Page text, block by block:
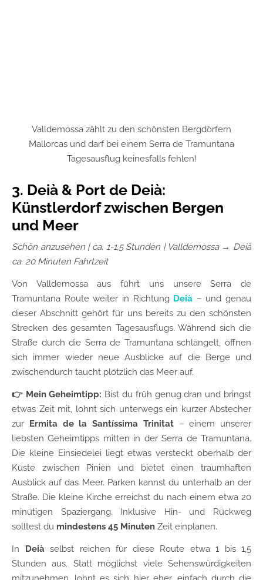
Valldemossa zählt zu den schönsten Bergdörfern
Mallorcas und darf bei einem Serra de Tramuntana
Tagesausflug keinesfalls fehlen!
3. Deià & Port de Deià:
Künstlerdorf zwischen Bergen
und Meer
Schön anzusehen| ca. 1-1,5 Stunden | Valldemossa → Deià
ca. 20 Minuten Fahrtzeit
Von Valldemossa aus führt uns unsere Serra de
Tramuntana Route weiter in Richtung Deià – und genau
dieser Abschnitt gehört für uns bereits zu den schönsten
Strecken des gesamten Tagesausflugs. Während sich die
Straße durch die Serra de Tramuntana schlängelt, öffnen
sich immer wieder neue Ausblicke auf die Berge und
zwischendurch taucht plötzlich das Meer auf.
👉 Mein Geheimtipp: Bist du früh genug dran und bringst
etwas Zeit mit, lohnt sich unterwegs ein kurzer Abstecher
zur Ermita de la Santíssima Trinitat– einem unserer
liebsten Geheimtipps mitten in der Serra de Tramuntana.
Die kleine Einsiedelei liegt etwas versteckt oberhalb der
Küste zwischen Pinien und bietet einen traumhaften
Ausblick auf das Meer. Parken kannst du unterhalb an der
Straße. Die kleine Kirche erreichst du nach einem etwa 20
minütigen Spaziergang. Inklusive Hin- und Rückweg
solltest du mindestens 45 Minuten Zeit einplanen.
In Deià selbst reichen für diese Route etwa 1 bis 1,5
Stunden aus. Statt möglichst viele Sehenswürdigkeiten